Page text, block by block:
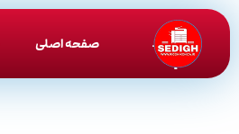
صفحه اصلی